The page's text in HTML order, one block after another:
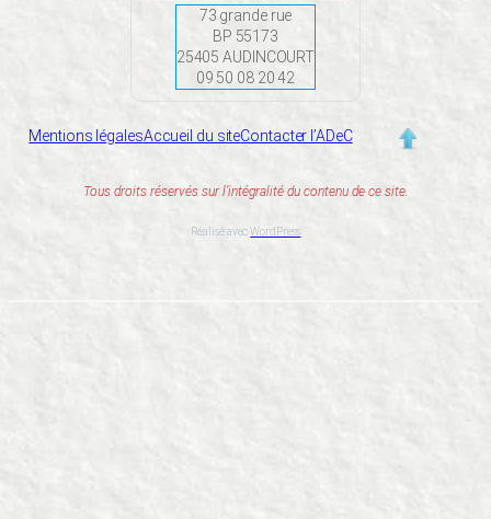
73 grande rue
BP 55173
25405 AUDINCOURT
09 50 08 20 42
Mentions légalesAccueil du siteContacter l’ADeC
Tous droits réservés sur l’intégralité du contenu de ce site.
Réalisé avecWordPress